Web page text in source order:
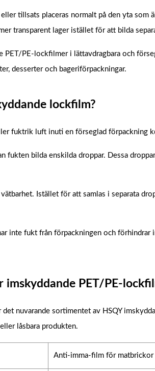
tillsats placeras normalt på den yta
transparent lager istället för att bilda
PET/PE-lockfilmer i lättavdragbara och
desserter och bageriförpackningar.
lockfilm?
fuktrik luft inuti en förseglad förpackning
fukten bilda enskilda droppar. Dessa
Istället för att samlas i separata
inte fukt från förpackningen och
imskyddande PET/PE-
det nuvarande sortimentet av HSQY
låsbara produkten.
Anti-imma-film för matbrickor